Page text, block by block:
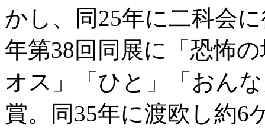
かし、同25年に二科会
年第38回同展に「恐怖
オス」「ひと」「おん
賞。同35年に渡欧し約6